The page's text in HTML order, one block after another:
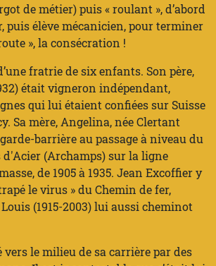
de métier) puis « roulant », d’abord
puis élève mécanicien, pour terminer
», la consécration !
fratrie de six enfants. Son père,
était vigneron indépendant,
qui lui étaient confiées sur Suisse
Sa mère, Angelina, née Clertant
barrière au passage à niveau du
d'Acier (Archamps) sur la ligne
de 1905 à 1935. Jean Excoffier y
le virus » du Chemin de fer,
(1915-2003) lui aussi cheminot
vers le milieu de sa carrière par des